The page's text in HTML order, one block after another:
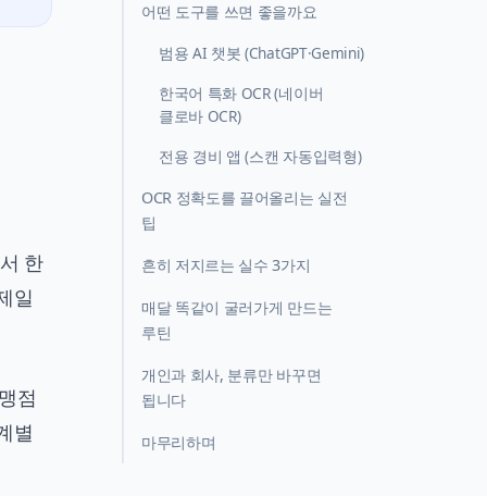
한
일
점
별
어떤 도구를 쓰면 좋을까요
범용 AI 챗봇 (ChatGPT·Gemini)
한국어 특화 OCR (네이버
클로바 OCR)
전용 경비 앱 (스캔 자동입력형)
OCR 정확도를 끌어올리는 실전
팁
흔히 저지르는 실수 3가지
매달 똑같이 굴러가게 만드는
루틴
개인과 회사, 분류만 바꾸면
됩니다
마무리하며